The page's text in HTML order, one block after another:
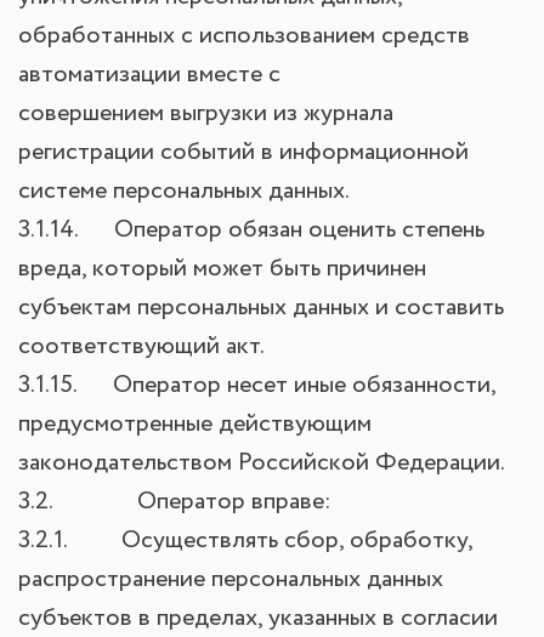
обработанных с использованием средств
автоматизации вместе с
совершением выгрузки из журнала
регистрации событий в информационной
системе персональных данных.
3.1.14. Оператор обязан оценить степень
вреда, который может быть причинен
субъектам персональных данных и составить
соответствующий акт.
3.1.15. Оператор несет иные обязанности,
предусмотренные действующим
законодательством Российской Федерации.
3.2. Оператор вправе:
3.2.1. Осуществлять сбор, обработку,
распространение персональных данных
субъектов в пределах, указанных в согласии